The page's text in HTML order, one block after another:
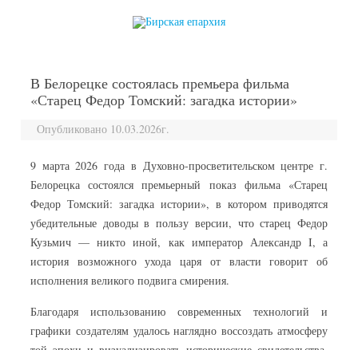
В Белорецке состоялась премьера фильма
«Старец Федор Томский: загадка истории»
Опубликовано 10.03.2026г.
9 марта 2026 года в Духовно-просветительском центре г.
Белорецка состоялся премьерный показ фильма «Старец
Федор Томский: загадка истории», в котором приводятся
убедительные доводы в пользу версии, что старец Федор
Кузьмич — никто иной, как император Александр I, а
история возможного ухода царя от власти говорит об
исполнения великого подвига смирения.
Благодаря использованию современных технологий и
графики создателям удалось наглядно воссоздать атмосферу